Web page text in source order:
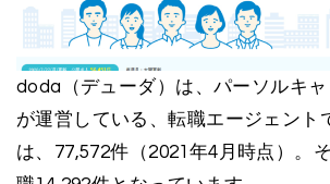
doda（デューダ）は、パーソルキ
が運営している、転職エージェント
は、77,572件（2021年4月時点）。